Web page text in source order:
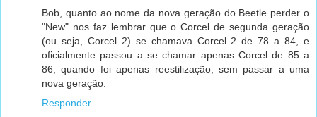
Bob, quanto ao nome da nova geração do Beetle perder o
"New" nos faz lembrar que o Corcel de segunda geração
(ou seja, Corcel 2) se chamava Corcel 2 de 78 a 84, e
oficialmente passou a se chamar apenas Corcel de 85 a
86, quando foi apenas reestilização, sem passar a uma
nova geração.
Responder